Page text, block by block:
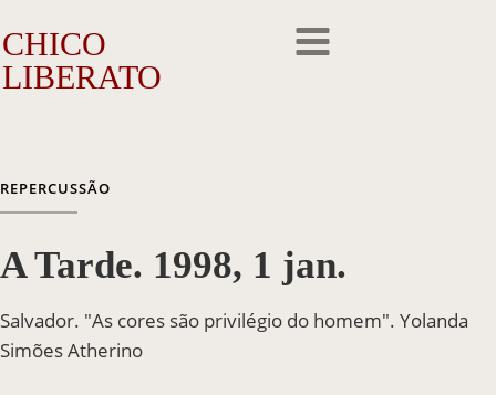
CHICO
LIBERATO
A Obra
Outros Feitos
REPERCUSSÃO
A Tarde. 1998, 1 jan.
Salvador. "As cores são privilégio do homem". Yolanda
Simões Atherino